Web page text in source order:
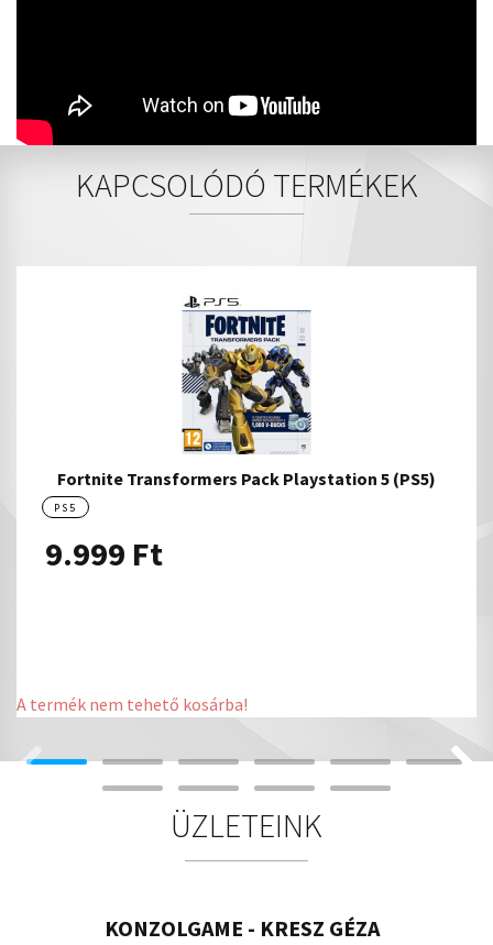
KAPCSOLÓDÓ TERMÉKEK
Fortnite Transformers Pack Playstation 5 (PS5)
PS5
9.999 Ft
A termék nem tehető kosárba!
ÜZLETEINK
KONZOLGAME - KRESZ GÉZA